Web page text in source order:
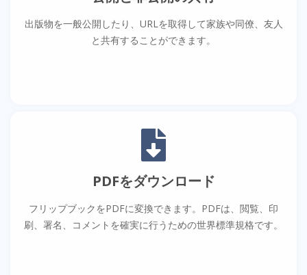
出版物を一般公開したり、URLを取得して家族や同僚、友人
と共有することができます。
PDFをダウンロード
フリップブックをPDFに変換できます。PDFは、閲覧、印
刷、署名、コメントを確実に行うための世界標準規格です。